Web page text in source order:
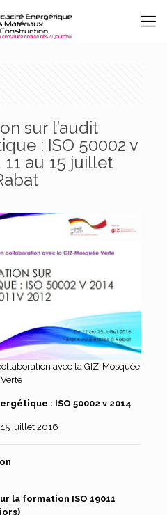
sur l’audit
: ISO 50002 v
11 au 15 juillet
avec la GIZ-Mosquée
Verte
: ISO 50002 v 2014
juillet 2016
la formation ISO 19011